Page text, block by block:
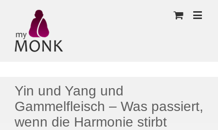
Yin und Yang und
Gammelfleisch – Was passiert,
wenn die Harmonie stirbt